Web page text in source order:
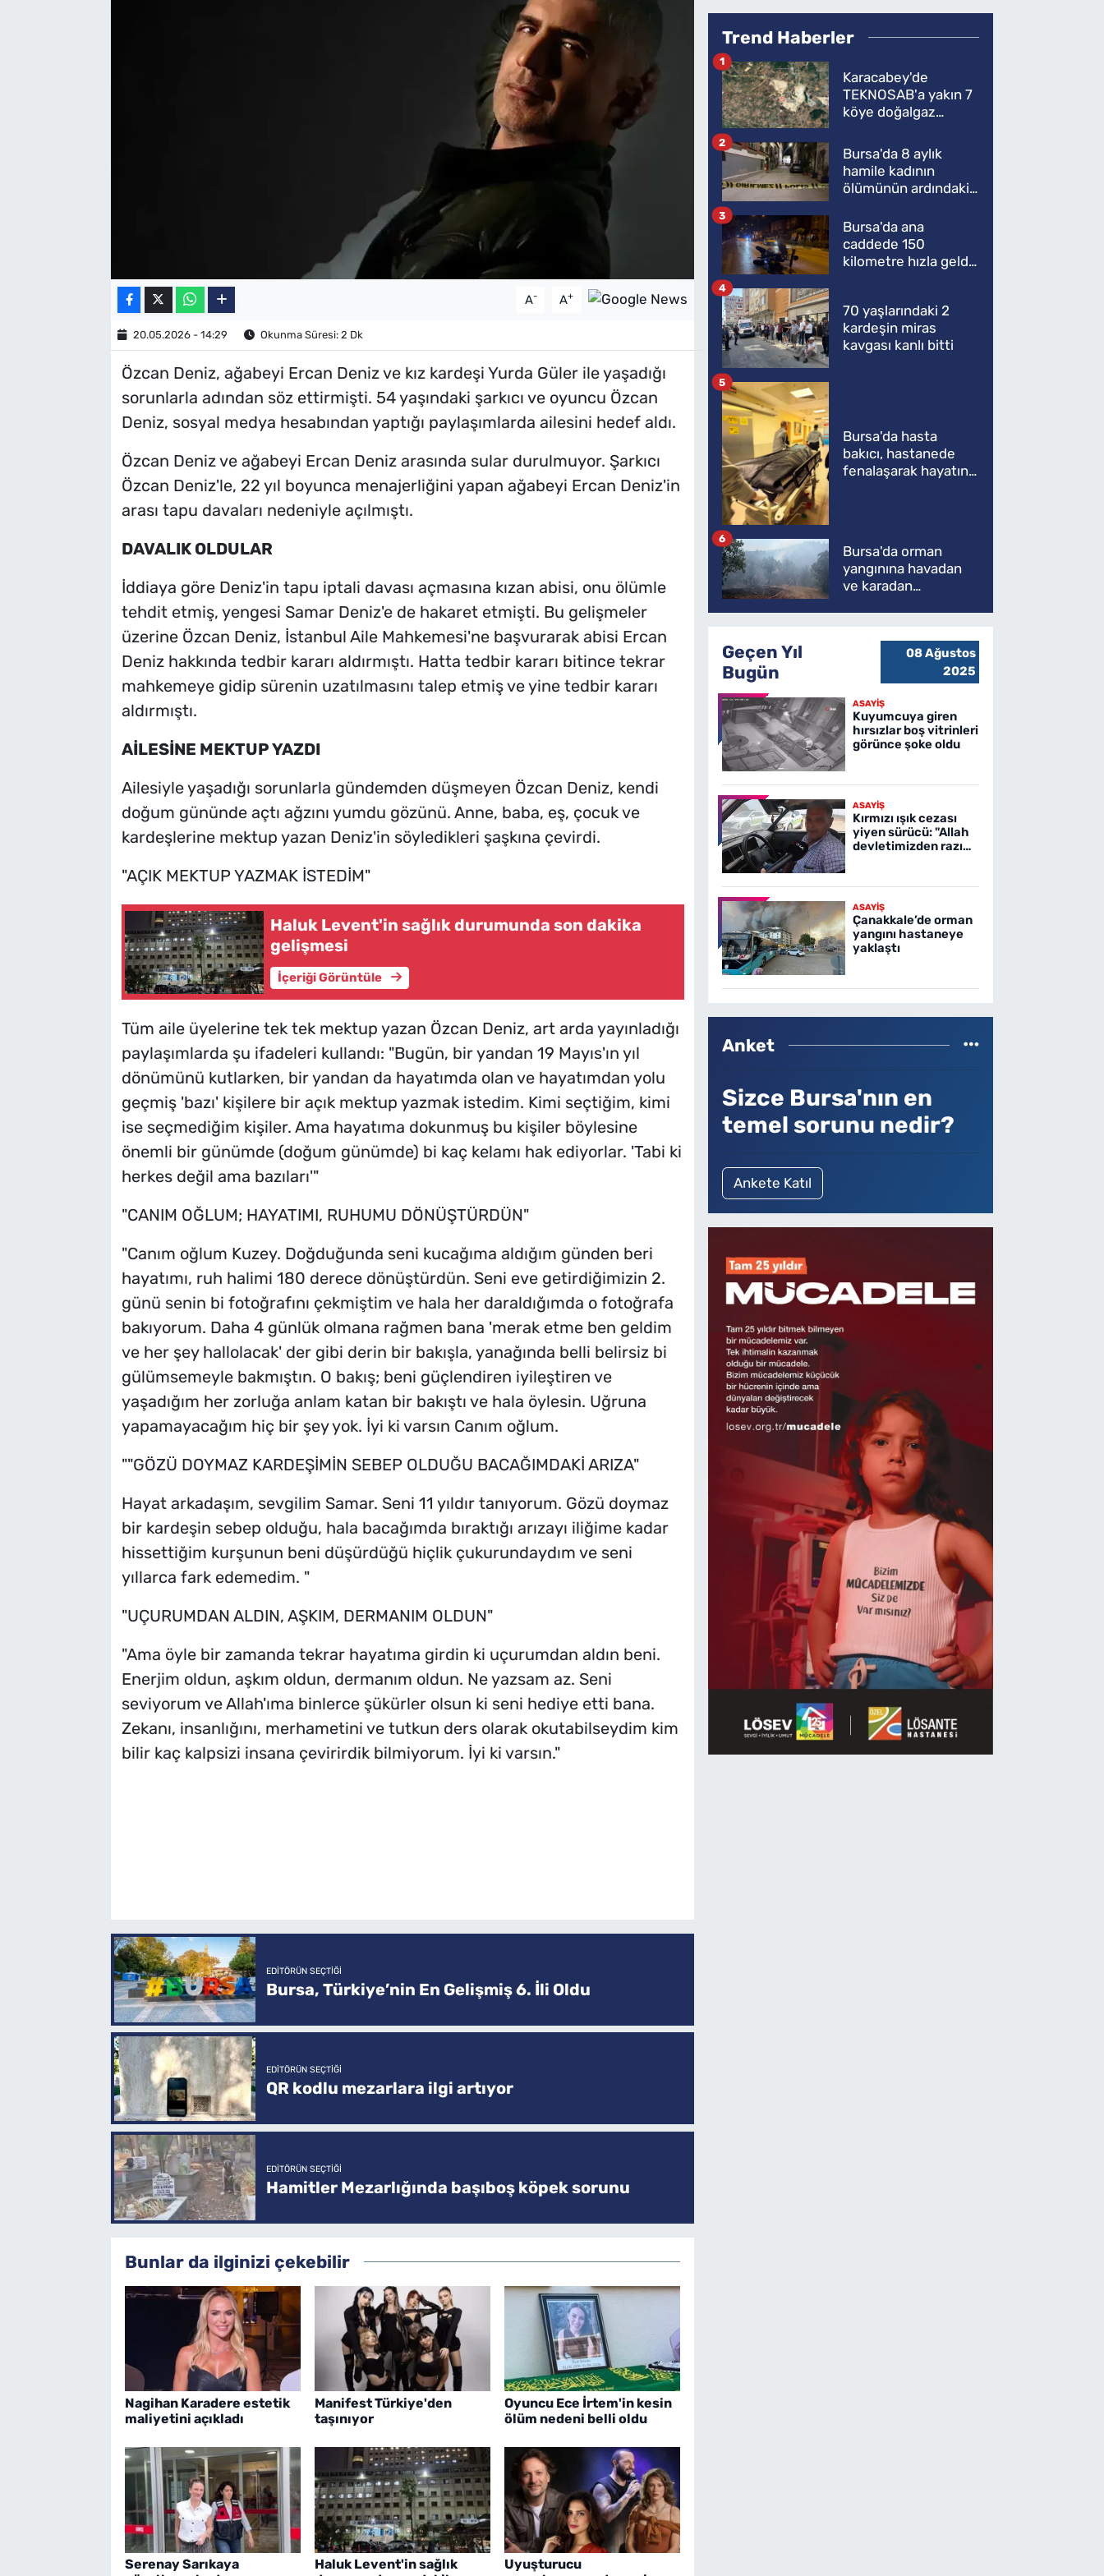
A- A+
20.05.2026 - 14:29 Okunma Süresi: 2 Dk
Özcan Deniz, ağabeyi Ercan Deniz ve kız kardeşi Yurda Güler ile yaşadığı
sorunlarla adından söz ettirmişti. 54 yaşındaki şarkıcı ve oyuncu Özcan
Deniz, sosyal medya hesabından yaptığı paylaşımlarda ailesini hedef aldı.
Özcan Deniz ve ağabeyi Ercan Deniz arasında sular durulmuyor. Şarkıcı
Özcan Deniz'le, 22 yıl boyunca menajerliğini yapan ağabeyi Ercan Deniz'in
arası tapu davaları nedeniyle açılmıştı.
DAVALIK OLDULAR
İddiaya göre Deniz'in tapu iptali davası açmasına kızan abisi, onu ölümle
tehdit etmiş, yengesi Samar Deniz'e de hakaret etmişti. Bu gelişmeler
üzerine Özcan Deniz, İstanbul Aile Mahkemesi'ne başvurarak abisi Ercan
Deniz hakkında tedbir kararı aldırmıştı. Hatta tedbir kararı bitince tekrar
mahkemeye gidip sürenin uzatılmasını talep etmiş ve yine tedbir kararı
aldırmıştı.
AİLESİNE MEKTUP YAZDI
Ailesiyle yaşadığı sorunlarla gündemden düşmeyen Özcan Deniz, kendi
doğum gününde açtı ağzını yumdu gözünü. Anne, baba, eş, çocuk ve
kardeşlerine mektup yazan Deniz'in söyledikleri şaşkına çevirdi.
"AÇIK MEKTUP YAZMAK İSTEDİM"
Haluk Levent'in sağlık durumunda son dakika
gelişmesi
İçeriği Görüntüle
Tüm aile üyelerine tek tek mektup yazan Özcan Deniz, art arda yayınladığı
paylaşımlarda şu ifadeleri kullandı: "Bugün, bir yandan 19 Mayıs'ın yıl
dönümünü kutlarken, bir yandan da hayatımda olan ve hayatımdan yolu
geçmiş 'bazı' kişilere bir açık mektup yazmak istedim. Kimi seçtiğim, kimi
ise seçmediğim kişiler. Ama hayatıma dokunmuş bu kişiler böylesine
önemli bir günümde (doğum günümde) bi kaç kelamı hak ediyorlar. 'Tabi ki
herkes değil ama bazıları'"
"CANIM OĞLUM; HAYATIMI, RUHUMU DÖNÜŞTÜRDÜN"
"Canım oğlum Kuzey. Doğduğunda seni kucağıma aldığım günden beri
hayatımı, ruh halimi 180 derece dönüştürdün. Seni eve getirdiğimizin 2.
günü senin bi fotoğrafını çekmiştim ve hala her daraldığımda o fotoğrafa
bakıyorum. Daha 4 günlük olmana rağmen bana 'merak etme ben geldim
ve her şey hallolacak' der gibi derin bir bakışla, yanağında belli belirsiz bi
gülümsemeyle bakmıştın. O bakış; beni güçlendiren iyileştiren ve
yaşadığım her zorluğa anlam katan bir bakıştı ve hala öylesin. Uğruna
yapamayacağım hiç bir şey yok. İyi ki varsın Canım oğlum.
""GÖZÜ DOYMAZ KARDEŞİMİN SEBEP OLDUĞU BACAĞIMDAKİ ARIZA"
Hayat arkadaşım, sevgilim Samar. Seni 11 yıldır tanıyorum. Gözü doymaz
bir kardeşin sebep olduğu, hala bacağımda bıraktığı arızayı iliğime kadar
hissettiğim kurşunun beni düşürdüğü hiçlik çukurundaydım ve seni
yıllarca fark edemedim. "
"UÇURUMDAN ALDIN, AŞKIM, DERMANIM OLDUN"
"Ama öyle bir zamanda tekrar hayatıma girdin ki uçurumdan aldın beni.
Enerjim oldun, aşkım oldun, dermanım oldun. Ne yazsam az. Seni
seviyorum ve Allah'ıma binlerce şükürler olsun ki seni hediye etti bana.
Zekanı, insanlığını, merhametini ve tutkun ders olarak okutabilseydim kim
bilir kaç kalpsizi insana çevirirdik bilmiyorum. İyi ki varsın."
EDITÖRÜN SEÇTIĞI
Bursa, Türkiye’nin En Gelişmiş 6. İli Oldu
EDITÖRÜN SEÇTIĞI
QR kodlu mezarlara ilgi artıyor
EDITÖRÜN SEÇTIĞI
Hamitler Mezarlığında başıboş köpek sorunu
Bunlar da ilginizi çekebilir
Nagihan Karadere estetik
maliyetini açıkladı
Manifest Türkiye'den
taşınıyor
Oyuncu Ece İrtem'in kesin
ölüm nedeni belli oldu
Serenay Sarıkaya
Haluk Levent'in sağlık
Uyuşturucu
Trend Haberler
Karacabey'de
TEKNOSAB'a yakın 7
köye doğalgaz
1
Bursa'da 8 aylık
hamile kadının
ölümünün ardındaki
2
Bursa'da ana
caddede 150
kilometre hızla geldi,
3
70 yaşlarındaki 2
kardeşin miras
kavgası kanlı bitti
4
Bursa'da hasta
bakıcı, hastanede
fenalaşarak hayatını
5
Bursa'da orman
yangınına havadan
ve karadan
6
Geçen Yıl
Bugün
08 Ağustos
2025
ASAYİŞ
Kuyumcuya giren
hırsızlar boş vitrinleri
görünce şoke oldu
ASAYİŞ
Kırmızı ışık cezası
yiyen sürücü: "Allah
devletimizden razı
ASAYİŞ
Çanakkale’de orman
yangını hastaneye
yaklaştı
Anket
Sizce Bursa'nın en
temel sorunu nedir?
Ankete Katıl